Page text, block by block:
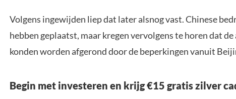
Volgens ingewijden liep dat later alsnog vast. Chinese
hebben geplaatst, maar kregen vervolgens te horen dat
konden worden afgerond door de beperkingen vanuit
Begin met investeren en krijg €15 gratis zilver